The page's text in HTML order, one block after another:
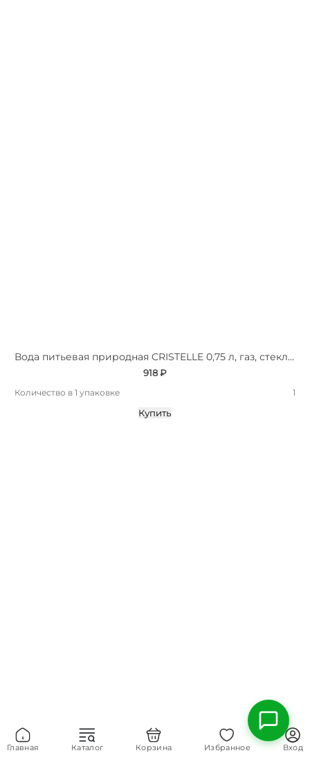
Главная Каталог Корзина Избранное Вход
Вода питьевая природная СRISTELLE 0,75 л, газ, стекло, премиум
918 ₽
Количество в 1 упаковке 1
Купить